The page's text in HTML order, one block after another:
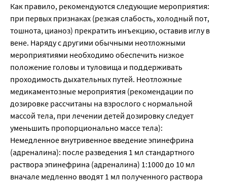
Как правило, рекомендуются следующие мероприятия:
при первых признаках (резкая слабость, холодный пот,
тошнота, цианоз) прекратить инъекцию, оставив иглу в
вене. Наряду с другими обычными неотложными
мероприятиями необходимо обеспечить низкое
положение головы и туловища и поддерживать
проходимость дыхательных путей. Неотложные
медикаментозные мероприятия (рекомендации по
дозировке рассчитаны на взрослого с нормальной
массой тела, при лечении детей дозировку следует
уменьшить пропорционально массе тела):
Немедленное внутривенное введение эпинефрина
(адреналина): после разведения 1 мл стандартного
раствора эпинефрина (адреналина) 1:1000 до 10 мл
вначале медленно вводят 1 мл полученного раствора